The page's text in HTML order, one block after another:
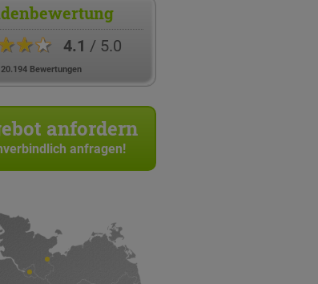
4.1 / 5.0
20.194 Bewertungen
anfordern
anfragen!